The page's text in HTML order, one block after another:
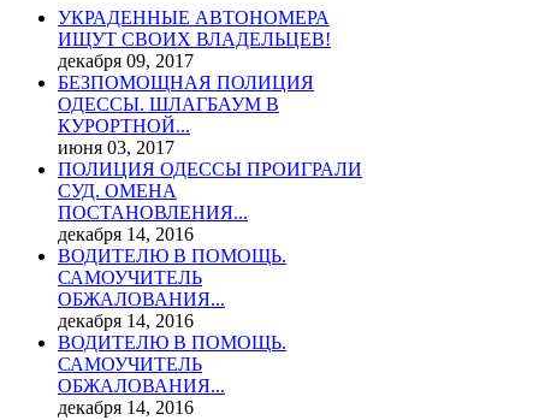
УКРАДЕННЫЕ АВТОНОМЕРА
ИЩУТ СВОИХ ВЛАДЕЛЬЦЕВ!
декабря 09, 2017
БЕЗПОМОЩНАЯ ПОЛИЦИЯ
ОДЕССЫ. ШЛАГБАУМ В
КУРОРТНОЙ...
июня 03, 2017
ПОЛИЦИЯ ОДЕССЫ ПРОИГРАЛИ
СУД. ОМЕНА
ПОСТАНОВЛЕНИЯ...
декабря 14, 2016
ВОДИТЕЛЮ В ПОМОЩЬ.
САМОУЧИТЕЛЬ
ОБЖАЛОВАНИЯ...
декабря 14, 2016
ВОДИТЕЛЮ В ПОМОЩЬ.
САМОУЧИТЕЛЬ
ОБЖАЛОВАНИЯ...
декабря 14, 2016